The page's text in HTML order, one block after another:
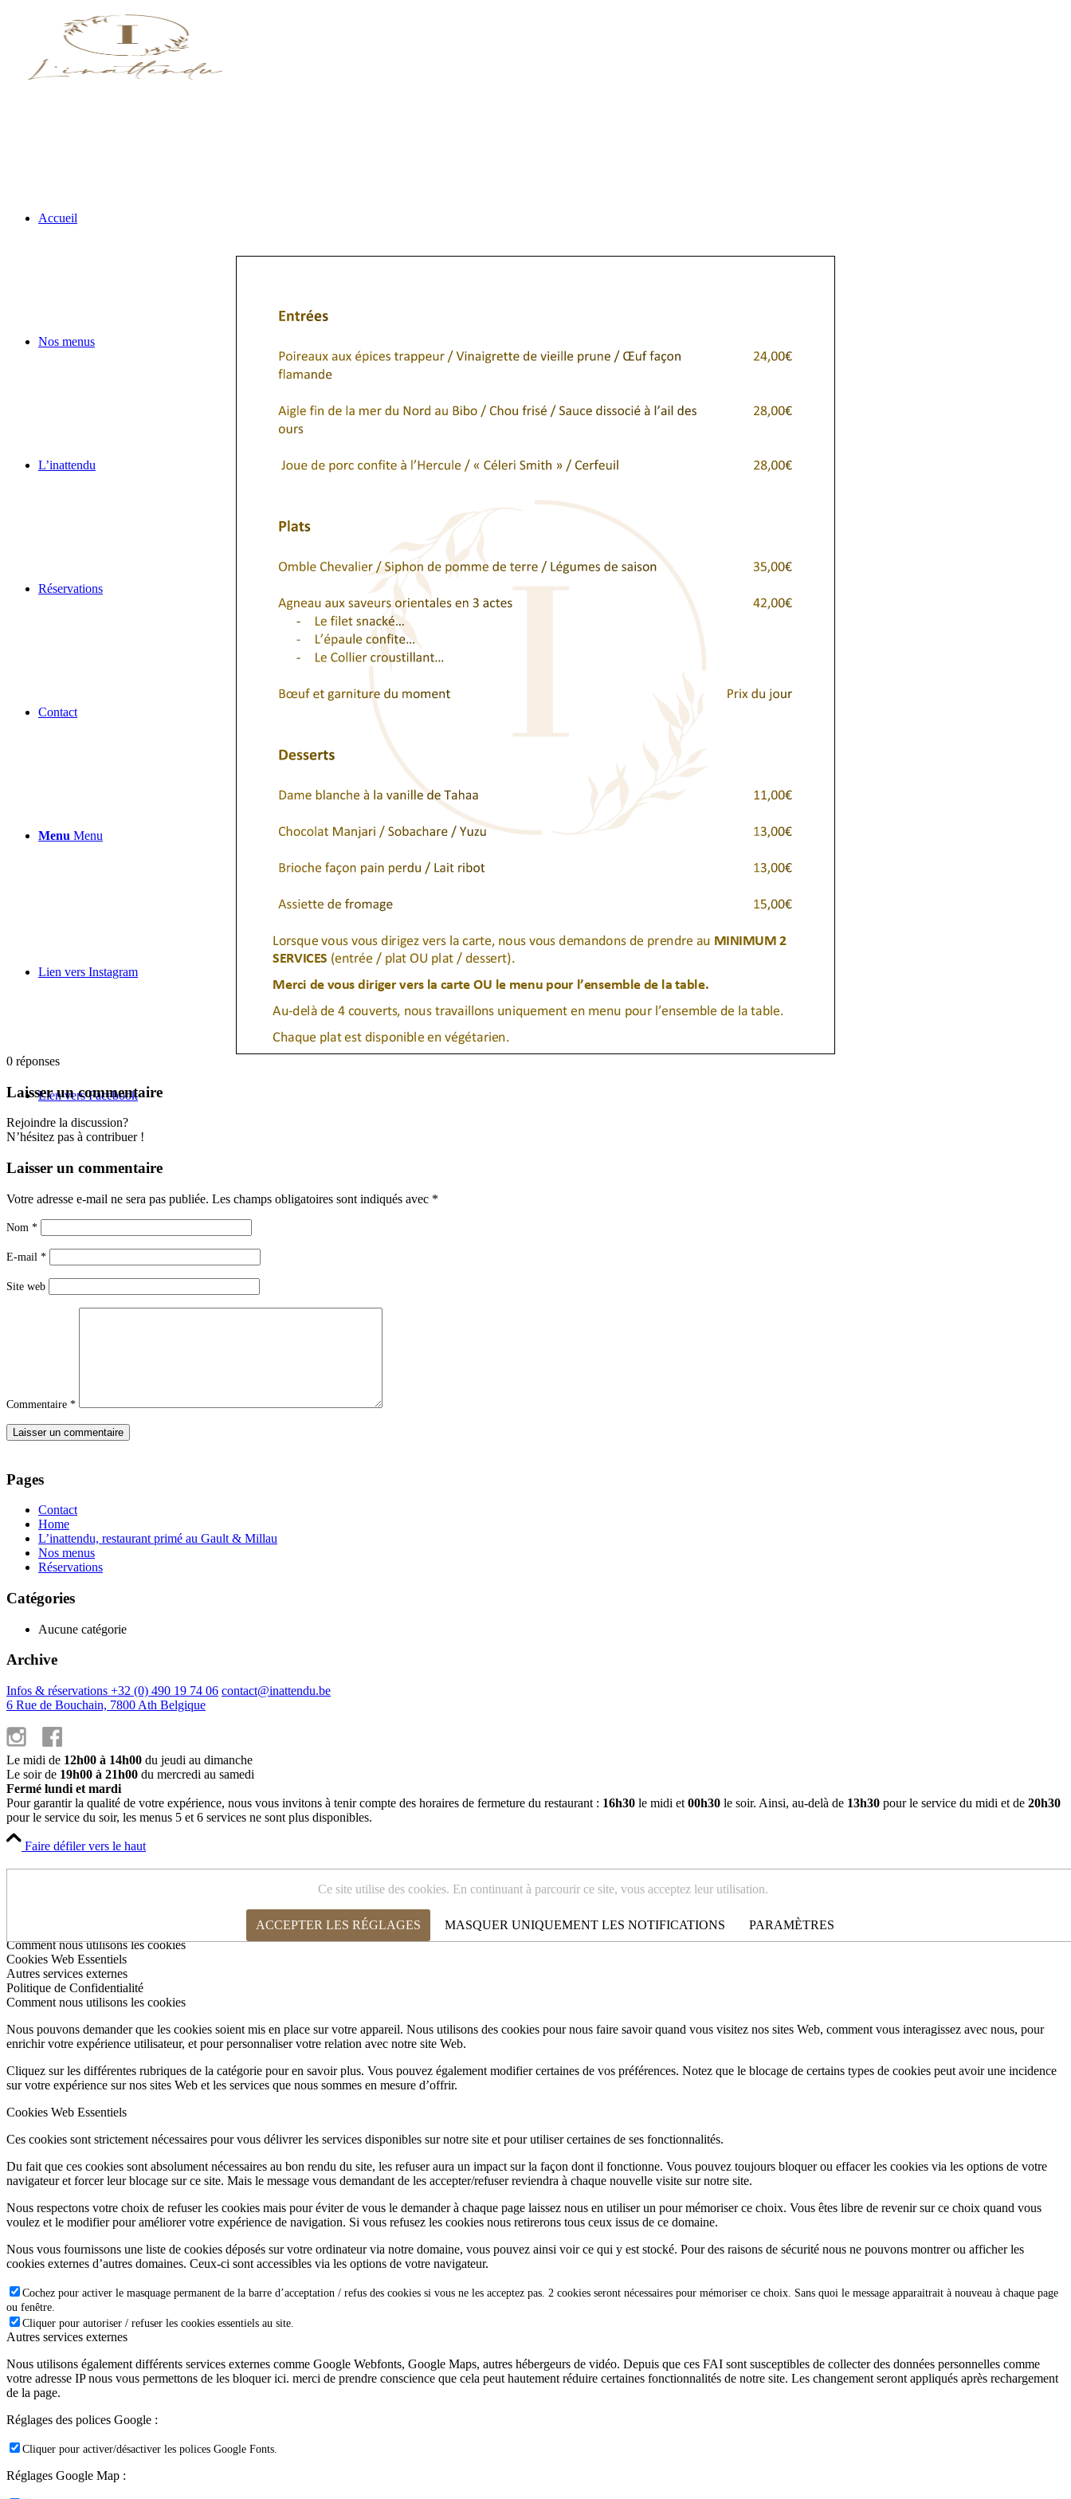
Accueil
Nos menus
L’inattendu
Réservations
Contact
Menu Menu
Lien vers Instagram
Lien vers Facebook
0 réponses
Laisser un commentaire
Rejoindre la discussion?
N’hésitez pas à contribuer !
Laisser un commentaire
Votre adresse e-mail ne sera pas publiée. Les champs obligatoires sont indiqués avec *
Nom *
E-mail *
Site web
Commentaire *
Pages
Contact
Home
L’inattendu, restaurant primé au Gault & Millau
Nos menus
Réservations
Catégories
Aucune catégorie
Archive
Infos & réservations +32 (0) 490 19 74 06 contact@inattendu.be
6 Rue de Bouchain, 7800 Ath Belgique
Le midi de 12h00 à 14h00 du jeudi au dimanche
Le soir de 19h00 à 21h00 du mercredi au samedi
Fermé lundi et mardi
Pour garantir la qualité de votre expérience, nous vous invitons à tenir compte des horaires de fermeture du restaurant : 16h30 le midi et 00h30 le soir. Ainsi, au-delà de 13h30 pour le service du midi et de 20h30
pour le service du soir, les menus 5 et 6 services ne sont plus disponibles.
Faire défiler vers le haut
Ce site utilise des cookies. En continuant à parcourir ce site, vous acceptez leur utilisation.
ACCEPTER LES RÉGLAGES MASQUER UNIQUEMENT LES NOTIFICATIONS PARAMÈTRES
Comment nous utilisons les cookies
Cookies Web Essentiels
Autres services externes
Politique de Confidentialité
Comment nous utilisons les cookies
Nous pouvons demander que les cookies soient mis en place sur votre appareil. Nous utilisons des cookies pour nous faire savoir quand vous visitez nos sites Web, comment vous interagissez avec nous, pour
enrichir votre expérience utilisateur, et pour personnaliser votre relation avec notre site Web.
Cliquez sur les différentes rubriques de la catégorie pour en savoir plus. Vous pouvez également modifier certaines de vos préférences. Notez que le blocage de certains types de cookies peut avoir une incidence
sur votre expérience sur nos sites Web et les services que nous sommes en mesure d’offrir.
Cookies Web Essentiels
Ces cookies sont strictement nécessaires pour vous délivrer les services disponibles sur notre site et pour utiliser certaines de ses fonctionnalités.
Du fait que ces cookies sont absolument nécessaires au bon rendu du site, les refuser aura un impact sur la façon dont il fonctionne. Vous pouvez toujours bloquer ou effacer les cookies via les options de votre
navigateur et forcer leur blocage sur ce site. Mais le message vous demandant de les accepter/refuser reviendra à chaque nouvelle visite sur notre site.
Nous respectons votre choix de refuser les cookies mais pour éviter de vous le demander à chaque page laissez nous en utiliser un pour mémoriser ce choix. Vous êtes libre de revenir sur ce choix quand vous
voulez et le modifier pour améliorer votre expérience de navigation. Si vous refusez les cookies nous retirerons tous ceux issus de ce domaine.
Nous vous fournissons une liste de cookies déposés sur votre ordinateur via notre domaine, vous pouvez ainsi voir ce qui y est stocké. Pour des raisons de sécurité nous ne pouvons montrer ou afficher les
cookies externes d’autres domaines. Ceux-ci sont accessibles via les options de votre navigateur.
Cochez pour activer le masquage permanent de la barre d’acceptation / refus des cookies si vous ne les acceptez pas. 2 cookies seront nécessaires pour mémoriser ce choix. Sans quoi le message apparaitrait à nouveau à chaque page
ou fenêtre.
Cliquer pour autoriser / refuser les cookies essentiels au site.
Autres services externes
Nous utilisons également différents services externes comme Google Webfonts, Google Maps, autres hébergeurs de vidéo. Depuis que ces FAI sont susceptibles de collecter des données personnelles comme
votre adresse IP nous vous permettons de les bloquer ici. merci de prendre conscience que cela peut hautement réduire certaines fonctionnalités de notre site. Les changement seront appliqués après rechargement
de la page.
Réglages des polices Google :
Cliquer pour activer/désactiver les polices Google Fonts.
Réglages Google Map :